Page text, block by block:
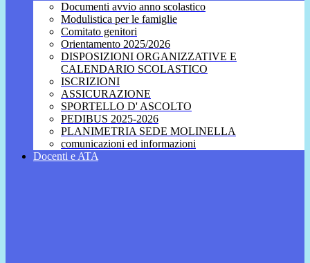
Documenti avvio anno scolastico
Modulistica per le famiglie
Comitato genitori
Orientamento 2025/2026
DISPOSIZIONI ORGANIZZATIVE E
CALENDARIO SCOLASTICO
ISCRIZIONI
ASSICURAZIONE
SPORTELLO D' ASCOLTO
PEDIBUS 2025-2026
PLANIMETRIA SEDE MOLINELLA
comunicazioni ed informazioni
Docenti e ATA